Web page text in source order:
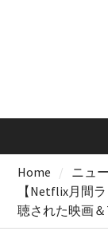
Home
ニュ
【Netflix月間
聴された映画＆